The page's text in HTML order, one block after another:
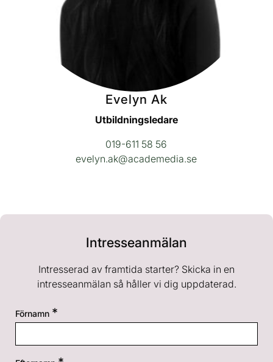
Evelyn Ak
Utbildningsledare
019-611 58 56
evelyn.ak@academedia.se
Intresseanmälan
Intresserad av framtida starter? Skicka in en
intresseanmälan så håller vi dig uppdaterad.
Förnamn